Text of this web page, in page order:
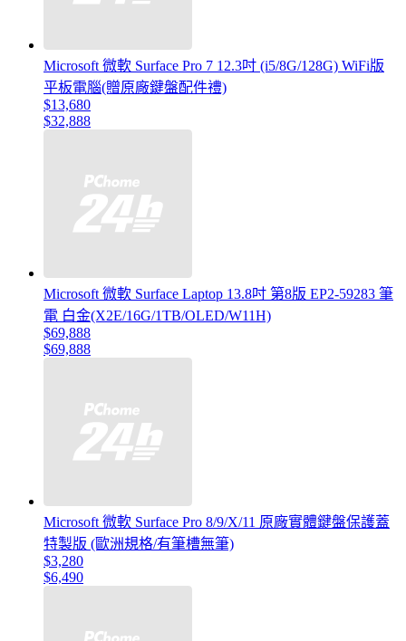
Microsoft 微軟 Surface Pro 7 12.3吋 (i5/8G/128G) WiFi版
平板電腦(贈原廠鍵盤配件禮)
$13,680
$32,888
Microsoft 微軟 Surface Laptop 13.8吋 第8版 EP2-59283 筆
電 白金(X2E/16G/1TB/OLED/W11H)
$69,888
$69,888
Microsoft 微軟 Surface Pro 8/9/X/11 原廠實體鍵盤保護蓋
特製版 (歐洲規格/有筆槽無筆)
$3,280
$6,490